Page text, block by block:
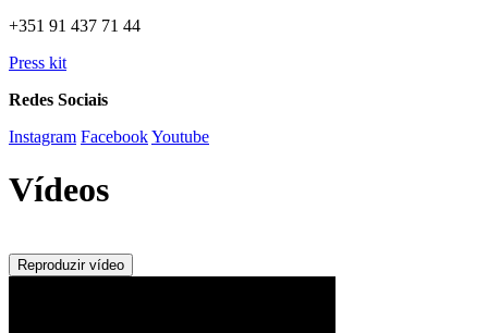
+351 91 437 71 44
Press kit
Redes Sociais
Instagram FacebookYoutube
Vídeos
Reproduzir vídeo